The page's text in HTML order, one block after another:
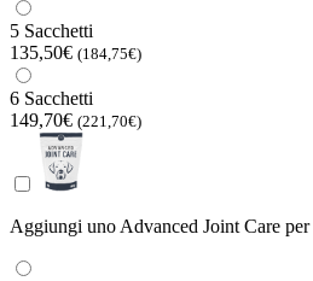
5 Sacchetti
135,50€ (184,75€)
6 Sacchetti
149,70€ (221,70€)
Aggiungi uno Advanced Joint Care per